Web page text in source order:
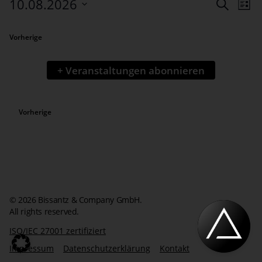
SucheListe
10.08.2026
wählen.
Vorherige
+ Veranstaltungen abonnieren
Vorherige
© 2026 Bissantz & Company GmbH.
All rights reserved.
ISO/IEC 27001 zertifiziert
Impressum
Datenschutzerklärung Kontakt